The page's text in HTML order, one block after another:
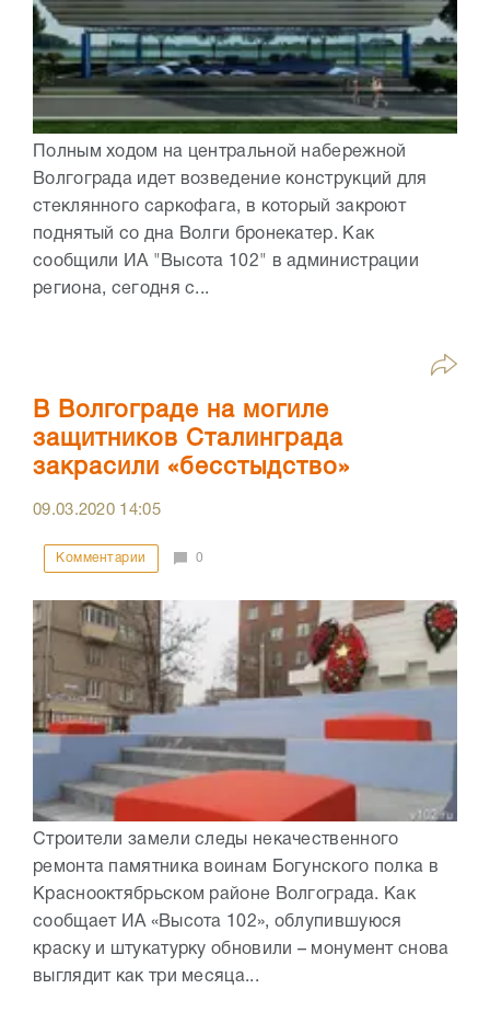
Полным ходом на центральной набережной
Волгограда идет возведение конструкций для
стеклянного саркофага, в который закроют
поднятый со дна Волги бронекатер. Как
сообщили ИА "Высота 102" в администрации
региона, сегодня с...
В Волгограде на могиле
защитников Сталинграда
закрасили «бесстыдство»
09.03.2020 14:05
Комментарии 0
Строители замели следы некачественного
ремонта памятника воинам Богунского полка в
Краснооктябрьском районе Волгограда. Как
сообщает ИА «Высота 102», облупившуюся
краску и штукатурку обновили – монумент снова
выглядит как три месяца...